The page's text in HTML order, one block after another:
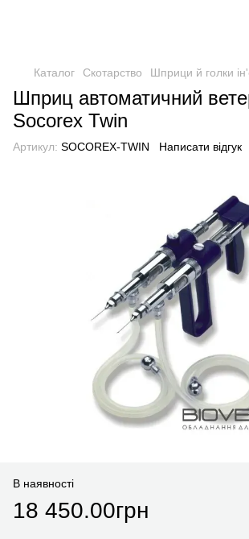
Каталог Скотарство Шприци й голки
Шприц автоматичний
Socorex Twin
Артикул: SOCOREX-TWIN Написати відгук
В наявності
18 450.00грн